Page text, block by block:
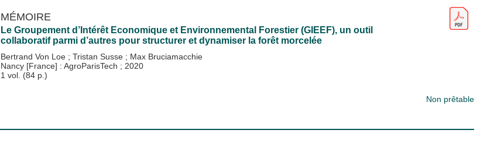
MÉMOIRE
Le Groupement d’Intérêt Economique et Environnemental Forestier (GIEEF), un outil
collaboratif parmi d’autres pour structurer et dynamiser la forêt morcelée
Bertrand Von Loe ; Tristan Susse ; Max Bruciamacchie
Nancy [France] : AgroParisTech ; 2020
1 vol. (84 p.)
Non prêtable